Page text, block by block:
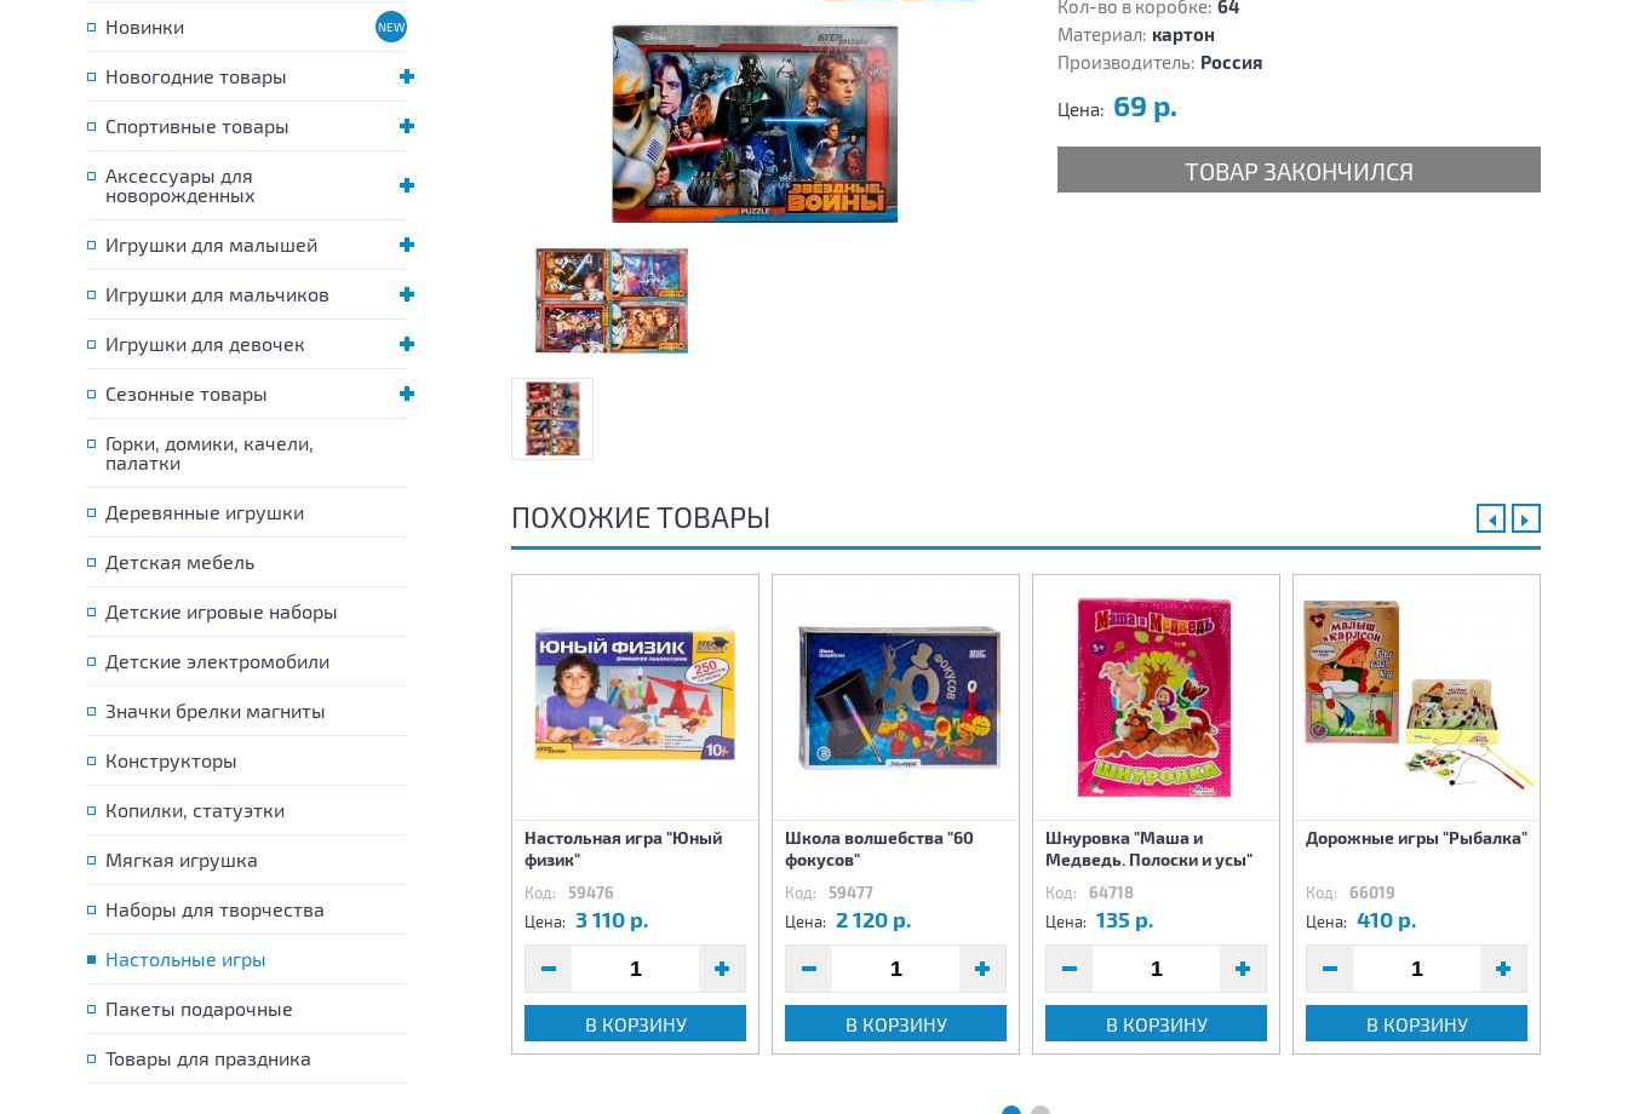
Новинки
Новогодние товары
Спортивные товары
Аксессуары для
новорожденных
Игрушки для малышей
Игрушки для мальчиков
Игрушки для девочек
Сезонные товары
Горки, домики, качели,
палатки
Деревянные игрушки
Детская мебель
Детские игровые наборы
Детские электромобили
Значки брелки магниты
Конструкторы
Копилки, статуэтки
Мягкая игрушка
Наборы для творчества
Настольные игры
Пакеты подарочные
Товары для праздника
Кол-во в коробке: 64
Материал: картон
Производитель: Россия
Цена: 69 р.
ТОВАР ЗАКОНЧИЛСЯ
ПОХОЖИЕ ТОВАРЫ
130 р.
В КОРЗИНУ
Шнуровка "Медвежонок
Цена: 135 р.
Настольная игра "Юный
физик"
Код: 59476
Цена: 3 110 р.
В КОРЗИНУ
Школа волшебства "60
фокусов"
Код: 59477
Цена: 2 120 р.
В КОРЗИНУ
Шнуровка "Маша и
Медведь. Полоски и усы"
Код: 64718
Цена: 135 р.
В КОРЗИНУ
Дорожные игры "Рыбалка"
Код: 66019
Цена: 410 р.
В КОРЗИНУ